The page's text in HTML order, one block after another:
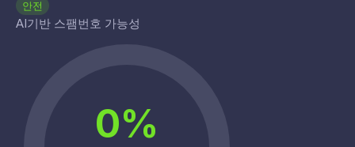
안전
AI기반 스팸번호 가능성
0%